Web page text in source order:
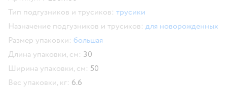
Тип подгузников и трусиков: трусики
Назначение подгузников и трусиков: для новорожденных
Размер упаковки: большая
Длина упаковки, см: 30
Ширина упаковки, см: 50
Вес упаковки, кг: 6.6